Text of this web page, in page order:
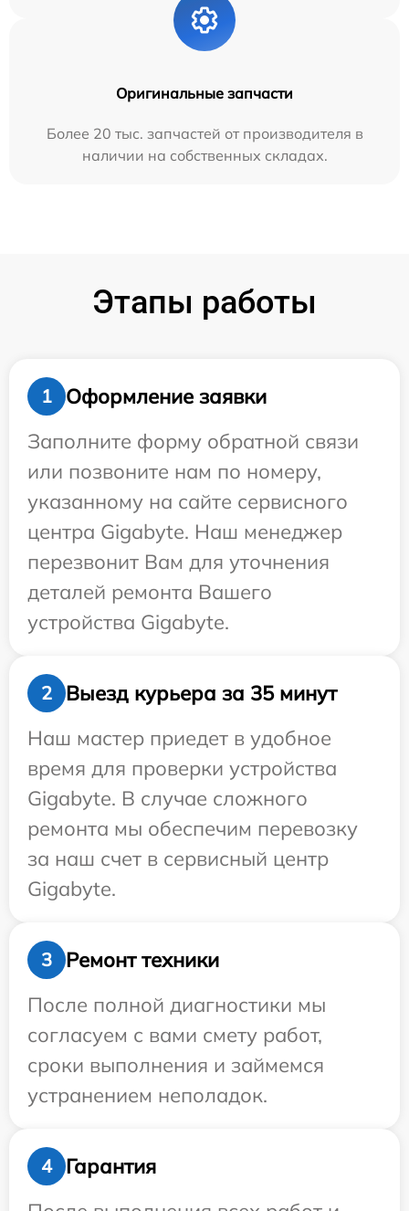
Оригинальные запчасти
Более 20 тыс. запчастей от производителя в
наличии на собственных складах.
Этапы работы
1
Оформление заявки
Заполните форму обратной связи
или позвоните нам по номеру,
указанному на сайте сервисного
центра Gigabyte. Наш менеджер
перезвонит Вам для уточнения
деталей ремонта Вашего
устройства Gigabyte.
2
Выезд курьера за 35 минут
Наш мастер приедет в удобное
время для проверки устройства
Gigabyte. В случае сложного
ремонта мы обеспечим перевозку
за наш счет в сервисный центр
Gigabyte.
3
Ремонт техники
После полной диагностики мы
согласуем с вами смету работ,
сроки выполнения и займемся
устранением неполадок.
4
Гарантия